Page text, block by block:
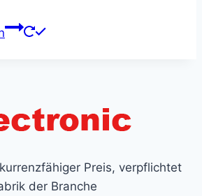
Preis, verpflichtet
der Branche